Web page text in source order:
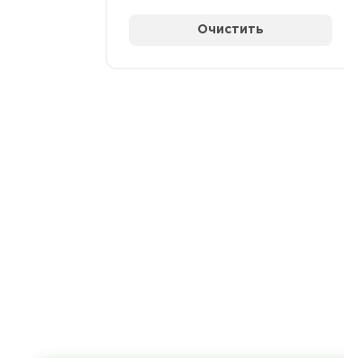
Очистить